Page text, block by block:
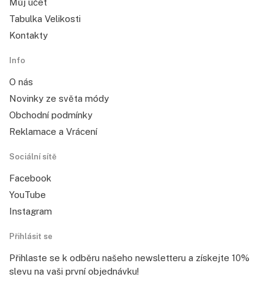
Můj účet
Tabulka Velikosti
Kontakty
Info
O nás
Novinky ze světa módy
Obchodní podmínky
Reklamace a Vrácení
Sociální sítě
Facebook
YouTube
Instagram
Přihlásit se
Přihlaste se k odběru našeho newsletteru a získejte 10%
slevu na vaši první objednávku!